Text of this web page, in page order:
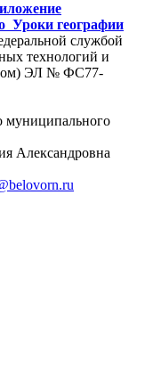
Уроки географии
службой
технологий и
ЭЛ № ФС77-
муниципального
Александровна